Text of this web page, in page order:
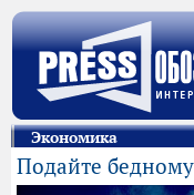
Экономика
Подайте